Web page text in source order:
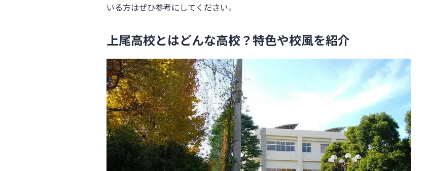
いる方はぜひ参考にしてください。
上尾高校とはどんな高校？特色や校風を紹介